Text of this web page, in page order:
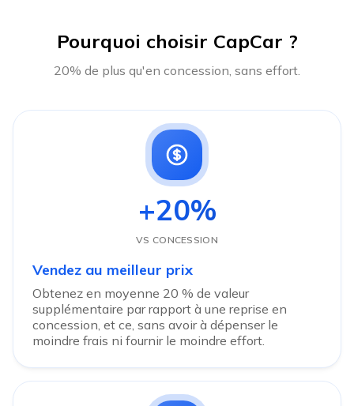
Pourquoi choisir CapCar ?
20% de plus qu'en concession, sans effort.
+20%
VS CONCESSION
Vendez au meilleur prix
Obtenez en moyenne 20 % de valeur
supplémentaire par rapport à une reprise en
concession, et ce, sans avoir à dépenser le
moindre frais ni fournir le moindre effort.